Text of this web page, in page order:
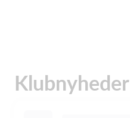
Klubnyheder